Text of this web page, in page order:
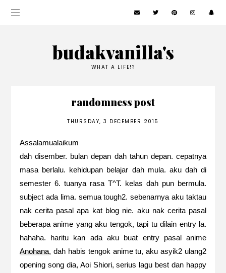
budakvanilla's
WHAT A LIFE!?
randomness post
THURSDAY, 3 DECEMBER 2015
Assalamualaikum
dah disember. bulan depan dah tahun depan. cepatnya
masa berlalu. kehidupan belajar dah mula. aku dah di
semester 6. tuanya rasa T^T. kelas dah pun bermula.
subject ada lima. semua tough2. sebenarnya aku taktau
nak cerita pasal apa kat blog nie. aku nak cerita pasal
beberapa anime yang aku tengok, tapi tu dilain entry la.
hahaha. haritu kan ada aku buat entry pasal anime
Anohana, dah habis tengok anime tu, aku asyik2 ulang2
opening song dia, Aoi Shiori, serius lagu best dan happy